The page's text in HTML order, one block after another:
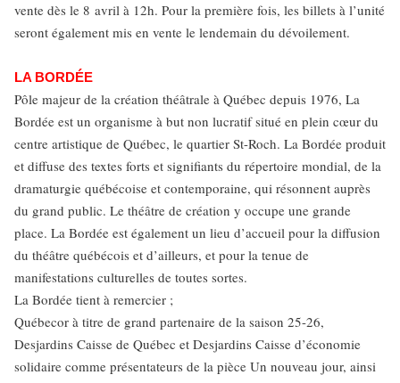
vente dès le 8 avril à 12h. Pour la première fois, les billets à l’unité
seront également mis en vente le lendemain du dévoilement.
LA BORDÉE
Pôle majeur de la création théâtrale à Québec depuis 1976, La
Bordée est un organisme à but non lucratif situé en plein cœur du
centre artistique de Québec, le quartier St-Roch. La Bordée produit
et diffuse des textes forts et signifiants du répertoire mondial, de la
dramaturgie québécoise et contemporaine, qui résonnent auprès
du grand public. Le théâtre de création y occupe une grande
place. La Bordée est également un lieu d’accueil pour la diffusion
du théâtre québécois et d’ailleurs, et pour la tenue de
manifestations culturelles de toutes sortes.
La Bordée tient à remercier ;
Québecor à titre de grand partenaire de la saison 25-26,
Desjardins Caisse de Québec et Desjardins Caisse d’économie
solidaire comme présentateurs de la pièce Un nouveau jour, ainsi